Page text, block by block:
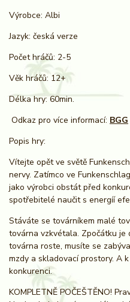
Výrobce: Albi
Jazyk: česká verze
Počet hráčů: 2-5
Věk hráčů: 12+
Délka hry: 60min.
Odkaz pro více informací: BGG
Popis hry:
Vítejte opět ve světě
nervy. Zatímco ve
jako výrobci obstát před
spotřebitelé naučit s energíí
Stáváte se továrníkem malé
továrna vzkvétala. Zpočátku je
továrna roste, musíte se
mzdy a skladovací prostory. A
konkurenci.
KOMPLETNĚ POČEŠTĚNO!